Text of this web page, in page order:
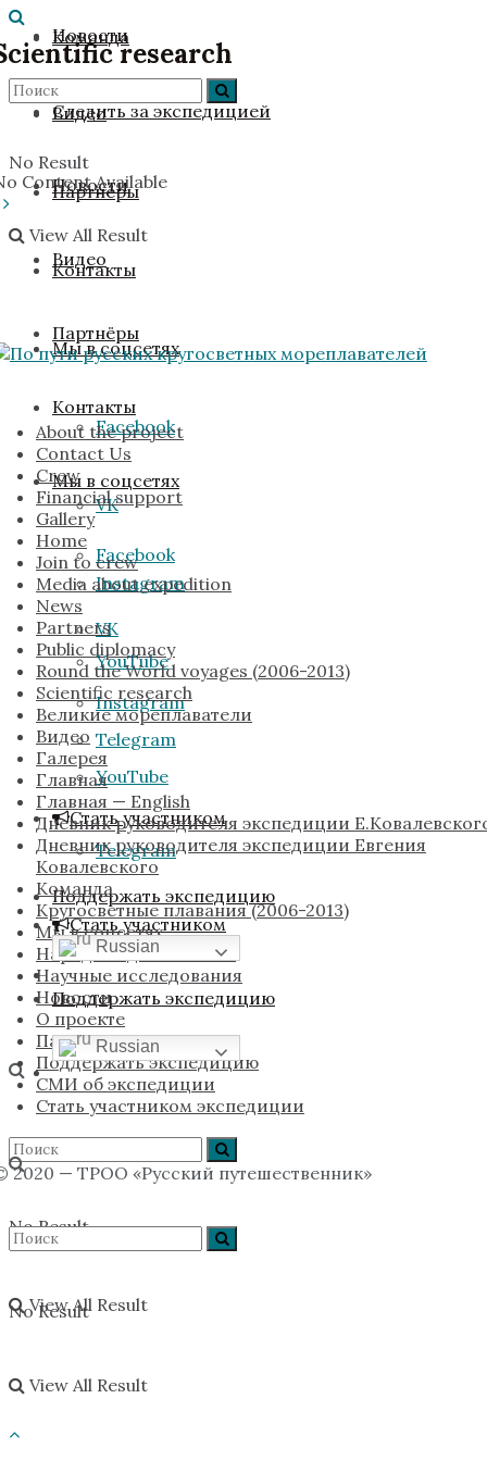
Новости
Видео
Партнёры
Контакты
Мы в соцсетях
Facebook
VK
Instagram
YouTube
Telegram
Стать участником
Поддержать экспедицию
Russian
No Result
View All Result
Команда
Следить за экспедицией
Новости
Видео
Партнёры
Контакты
Мы в соцсетях
Facebook
VK
Instagram
YouTube
Telegram
Стать участником
Поддержать экспедицию
Russian
No Result
View All Result
No Result
View All Result
research
Content Available
About the project
Contact Us
Crew
Financial support
Gallery
Home
Join to crew
Media about expedition
News
Partners
Public diplomacy
Round the World voyages (2006-2013)
Scientific research
Великие мореплаватели
Видео
Галерея
Главная
Главная — English
Дневник руководителя экспедиции
Дневник руководителя экспедиции Евгения
Ковалевского
Команда
Кругосветные плавания (2006-2013)
Мы в соцсетях
Народная дипломатия
Научные исследования
Новости
О проекте
Партнёры
Поддержать экспедицию
СМИ об экспедиции
Стать участником экспедиции
2020 — ТРОО «Русский путешественник»